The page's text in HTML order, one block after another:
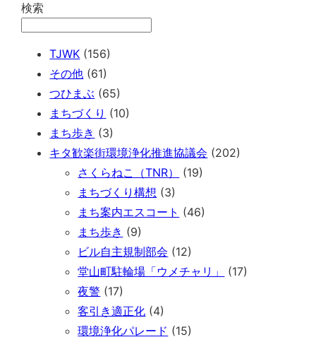
検索
TJWK (156)
その他 (61)
つひまぶ (65)
まちづくり (10)
まち歩き (3)
キタ歓楽街環境浄化推進協議会 (202)
さくらねこ（TNR）
(19)
まちづくり構想 (3)
まち案内エスコート (46)
まち歩き (9)
ビル自主規制部会 (12)
堂山町駐輪場「ウメチャリ」
(17)
夜警 (17)
客引き適正化 (4)
環境浄化パレード (15)